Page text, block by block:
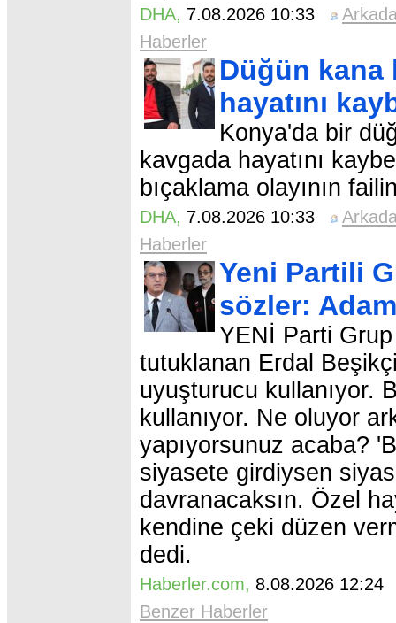
DHA, 7.08.2026 10:33
Haberler
Düğün kana
hayatını
Konya'da bir
kavgada hayatını
bıçaklama olayının
DHA, 7.08.2026 10:33
Haberler
Yeni Partili
sözler:
YENİ Parti
tutuklanan Erdal
uyuşturucu kullanıyor.
kullanıyor. Ne oluyor
yapıyorsunuz acaba?
siyasete girdiysen
davranacaksın. Özel
kendine çeki düzen
dedi.
Haberler.com, 8.08.2026
Benzer Haberler